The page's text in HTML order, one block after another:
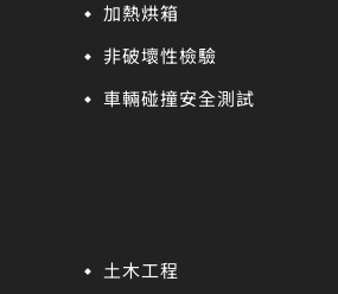
加熱烘箱
非破壞性檢驗
車輛碰撞安全測試
土木工程